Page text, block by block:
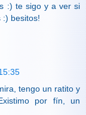
:) te sigo y a ver si
:) besitos!
tengo un ratito y
por fín, un